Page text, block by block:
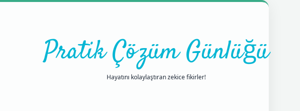
Pratik Çözüm Günlüğü
Hayatını kolaylaştıran zekice fikirler!